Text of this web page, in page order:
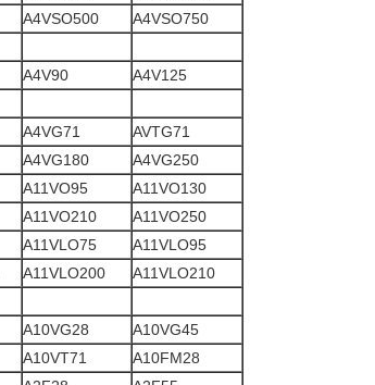
A4VSO500
A4VSO750
A4V90
A4V125
A4VG71
AVTG71
A4VG180
A4VG250
A11VO95
A11VO130
A11VO210
A11VO250
A11VLO75
A11VLO95
A11VLO200
A11VLO210
A10VG28
A10VG45
A10VT71
A10FM28